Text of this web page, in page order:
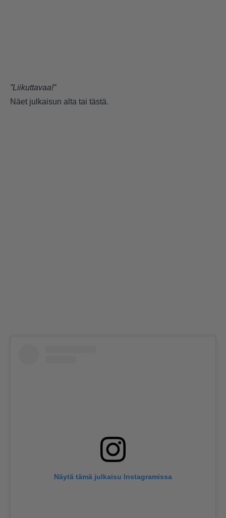
”Liikuttavaa!”
Näet julkaisun alta tai tästä.
Näytä tämä julkaisu Instagramissa